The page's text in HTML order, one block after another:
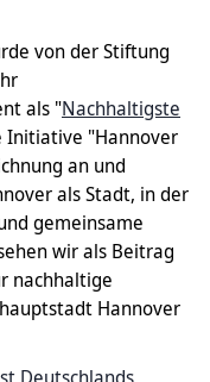
von der Stiftung
als "Nachhaltigste
Initiative "Hannover
an und
als Stadt, in der
gemeinsame
wir als Beitrag
nachhaltige
Hannover